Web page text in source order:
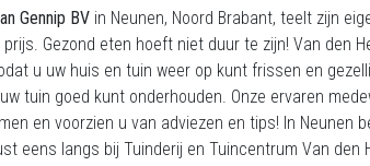
Gennip BV in Neunen, Noord Brabant, teelt zijn
Gezond eten hoeft niet duur te zijn! Van den
u uw huis en tuin weer op kunt frissen en
tuin goed kunt onderhouden. Onze ervaren
en voorzien u van adviezen en tips! In
eens langs bij Tuinderij en Tuincentrum Van den